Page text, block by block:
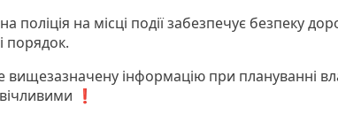
поліція на місці події забезпечує безпеку
порядок.
вищезазначену інформацію при плануванні
❗️